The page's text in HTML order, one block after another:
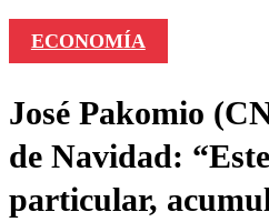
ECONOMÍA
José Pakomio
de Navidad:
particular,